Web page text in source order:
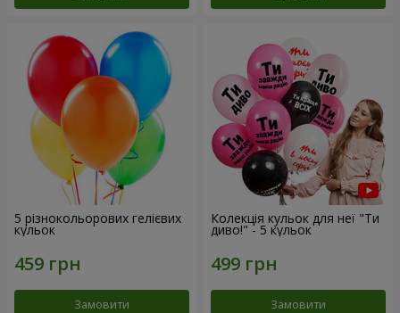
5 різнокольорових гелієвих
кульок
Замовити
Колекція кульок для неї "Ти
диво!" - 5 кульок
Замовити